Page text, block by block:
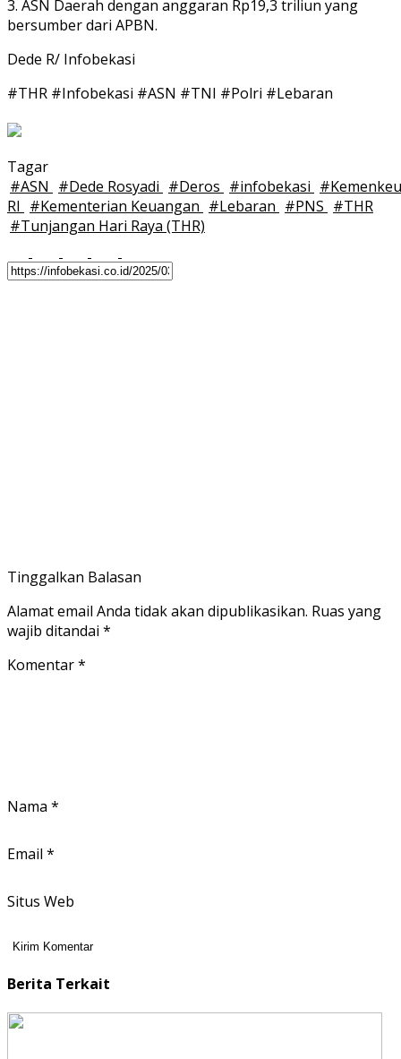
3. ASN Daerah dengan anggaran Rp19,3 triliun yang
bersumber dari APBN.
Dede R/ Infobekasi
#THR #Infobekasi #ASN #TNI #Polri #Lebaran
Tagar
#ASN #Dede Rosyadi #Deros #infobekasi #Kemenkeu
RI #Kementerian Keuangan #Lebaran #PNS #THR
#Tunjangan Hari Raya (THR)
Tinggalkan Balasan
Alamat email Anda tidak akan dipublikasikan. Ruas yang
wajib ditandai *
Komentar*
Nama *
Email *
Situs Web
Berita Terkait